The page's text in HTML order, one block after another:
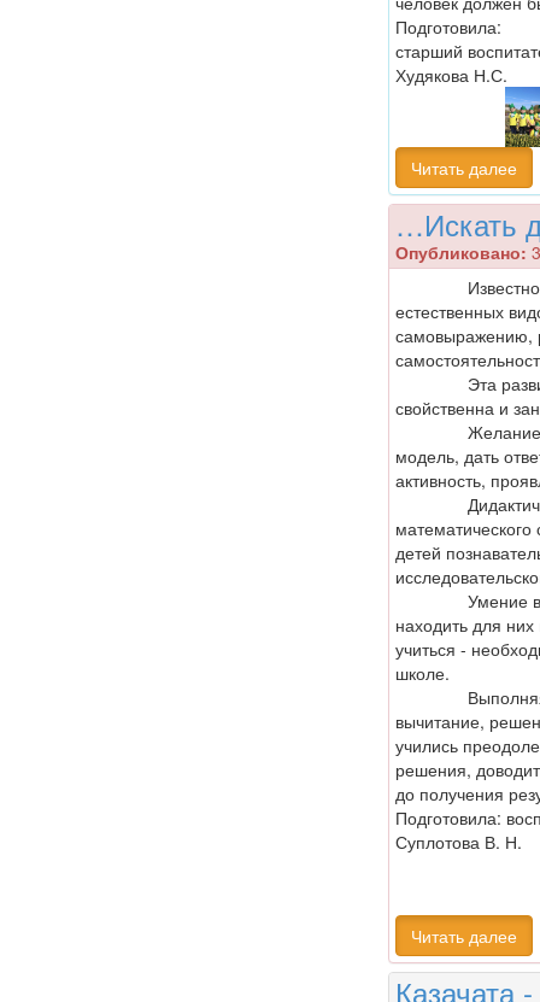
Подготовила:
старший
Худякова Н.С.
Читать далее
…Искать
Опубликовано:
Известно,
естественных
самовыражению,
Эта
свойственна и
Желание
модель, дать
активность,
детей
Умение
находить для
учиться -
школе.
Выполняя
вычитание,
учились
решения,
до получения
Подготовила:
Суплотова В. Н.
Читать далее
Казачата